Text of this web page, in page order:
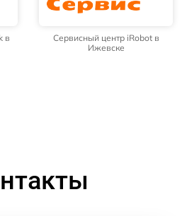
в
Сервисный центр iRobot в
Ижевске